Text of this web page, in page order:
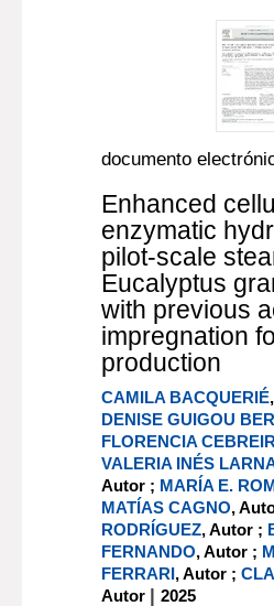
documento
Enhanced
enzymatic
pilot-scale
Eucalyptus
with previous
impregnation
production
CAMILA BACQUERIÉ
DENISE GUIGOU
FLORENCIA
VALERIA INÉS
Autor ; MARÍA E.
MATÍAS CAGNO,
RODRÍGUEZ, Autor ;
FERNANDO, Autor ;
FERRARI, Autor ;
Autor |2025